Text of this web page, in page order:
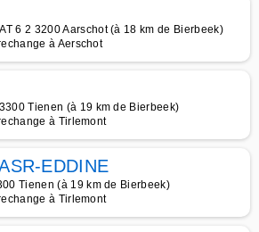
6 2 3200 Aarschot (à 18 km de Bierbeek)
à Aerschot
Tienen (à 19 km de Bierbeek)
à Tirlemont
EDDINE
Tienen (à 19 km de Bierbeek)
à Tirlemont